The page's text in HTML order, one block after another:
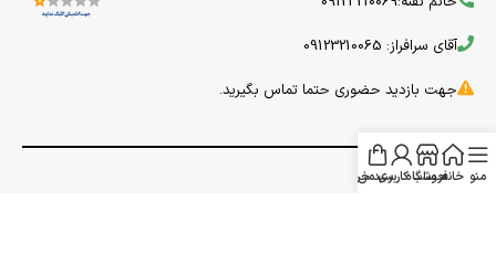
آقای سرافراز: 09123210065
جهت بازدید حضوری حتما تماس بگیرید.
منو خانهفروشگاه
حساب کاربری من
سبد خرید